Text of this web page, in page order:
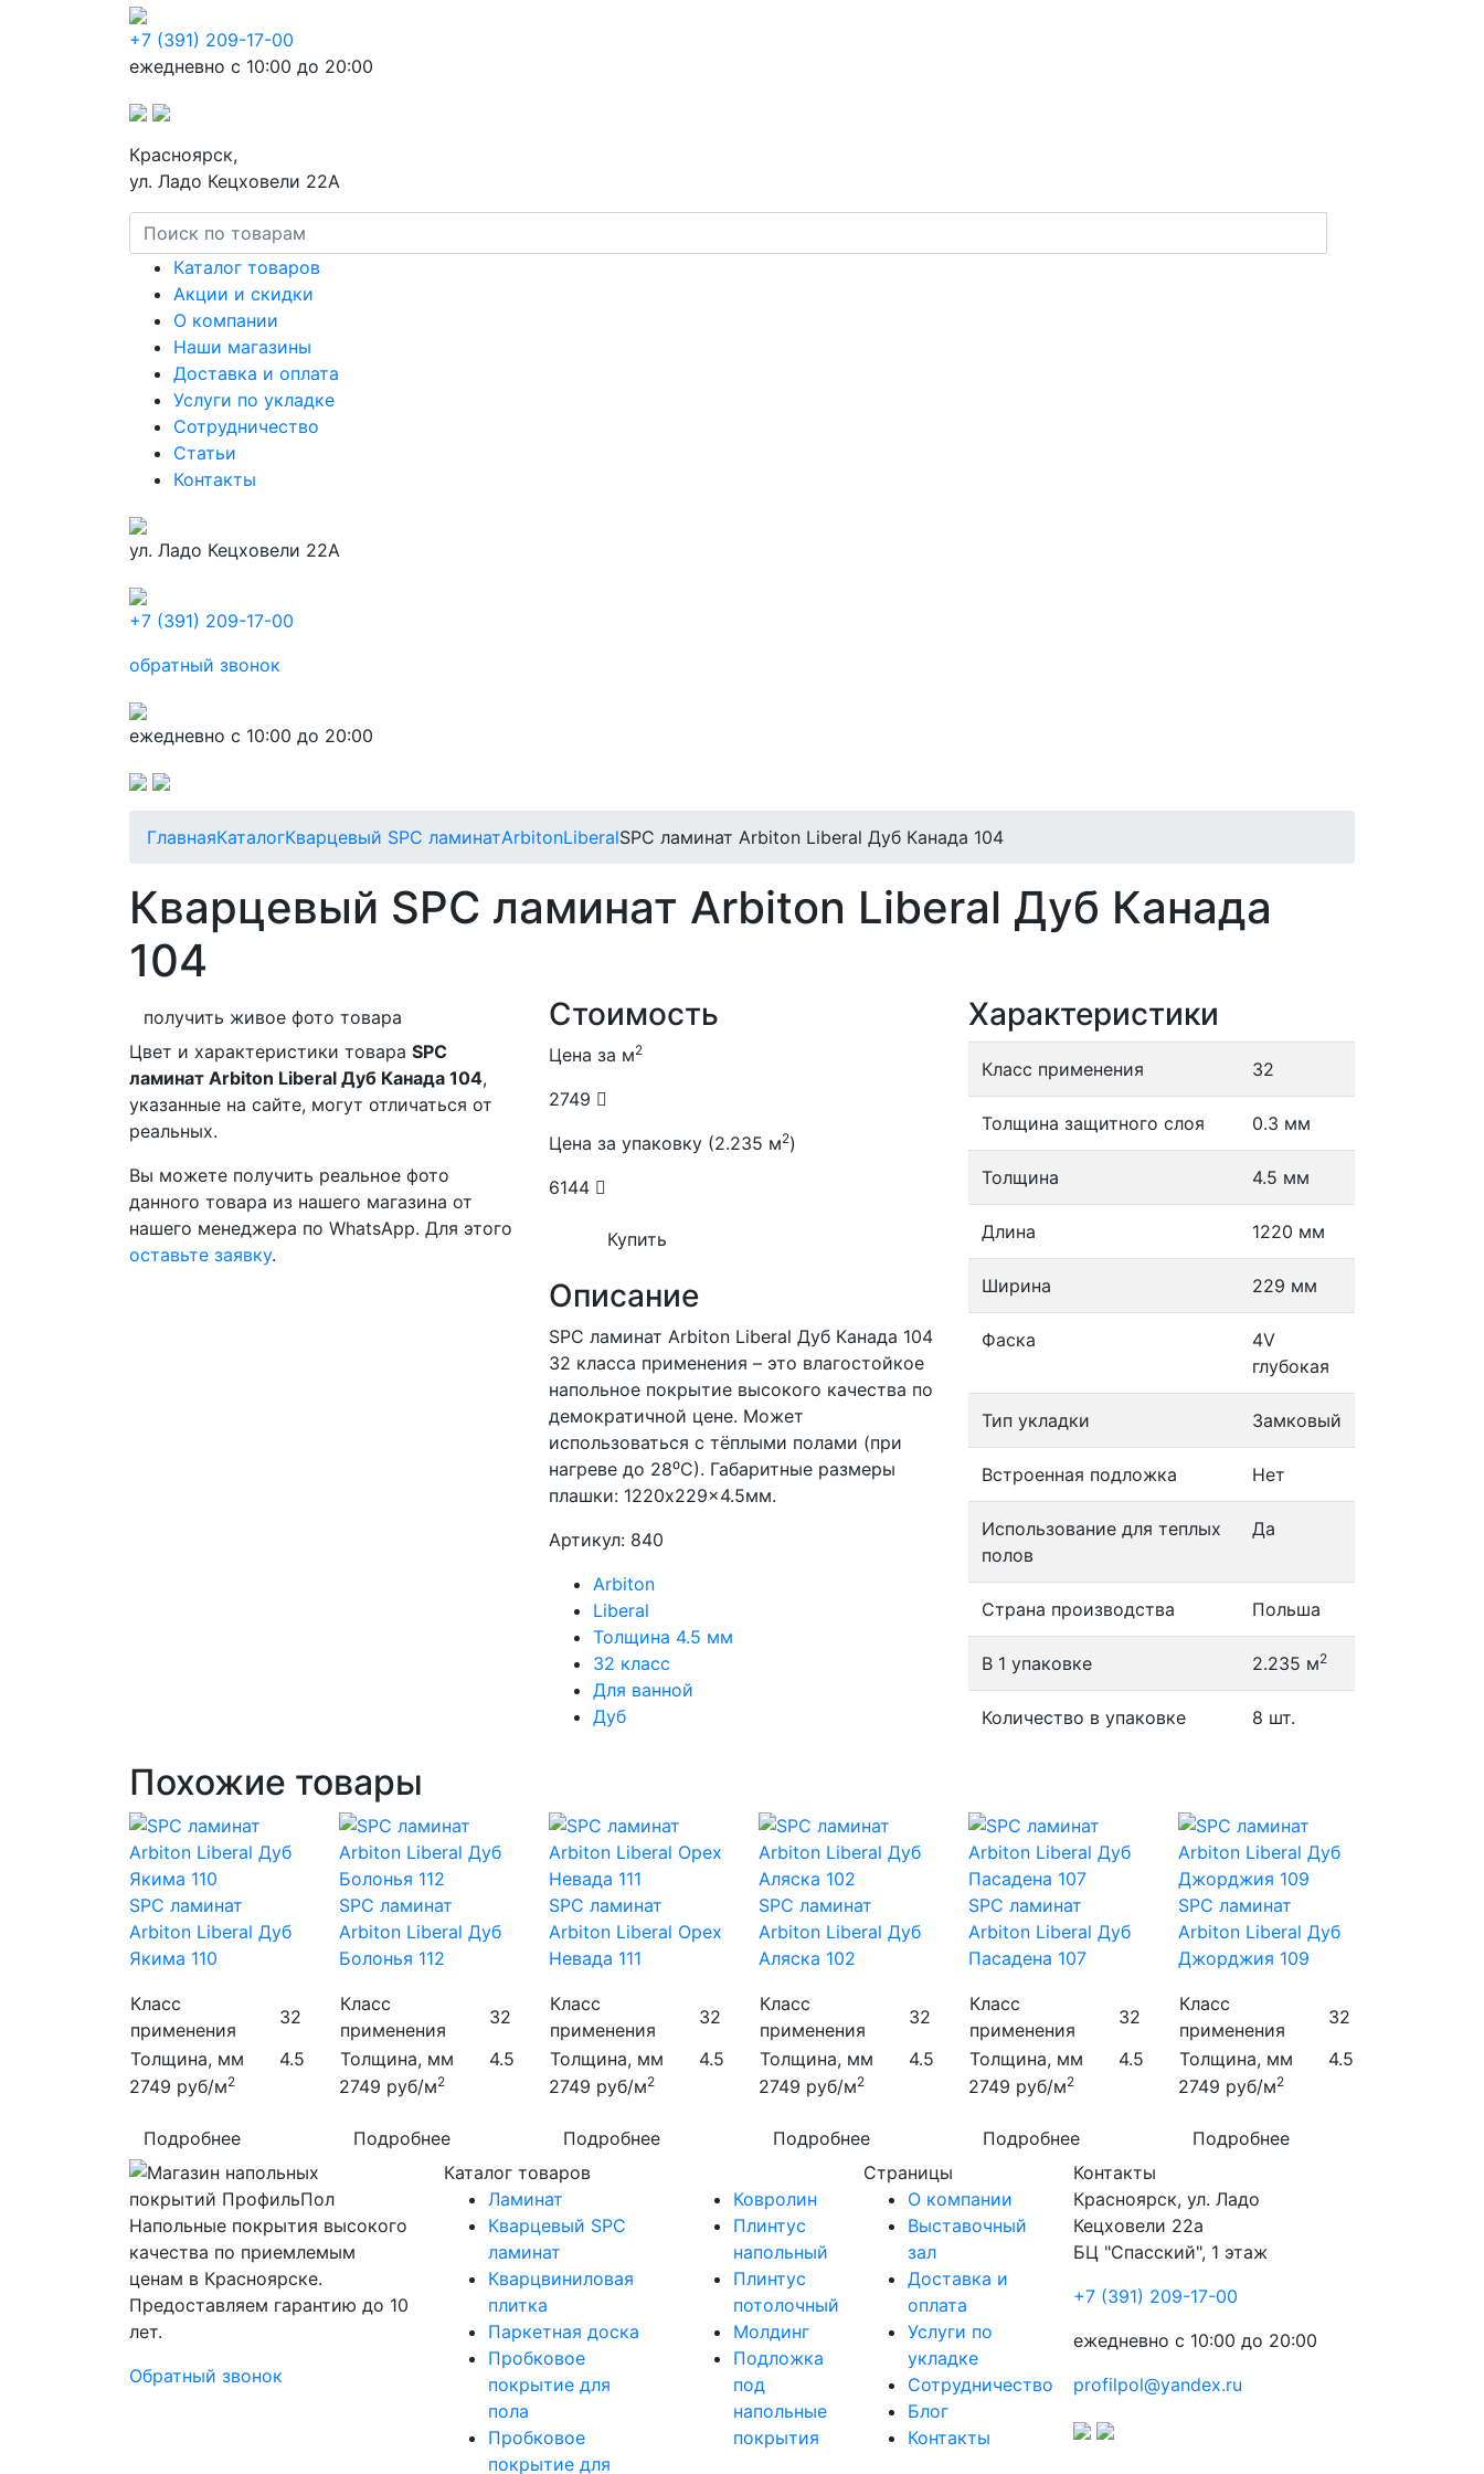
+7 (391) 209-17-00
ежедневно с 10:00 до 20:00
Красноярск,
ул. Ладо Кецховели 22А
Каталог товаров
Акции и скидки
О компании
Наши магазины
Доставка и оплата
Услуги по укладке
Сотрудничество
Статьи
Контакты
ул. Ладо Кецховели 22А
+7 (391) 209-17-00
обратный звонок
ежедневно с 10:00 до 20:00
ГлавнаяКаталогКварцевый SPC ламинатArbitonLiberalSPC ламинат Arbiton Liberal Дуб Канада 104
Кварцевый SPC ламинат Arbiton Liberal Дуб Канада
104
получить живое фото товара
Цвет и характеристики товара SPC
ламинат Arbiton Liberal Дуб Канада 104,
указанные на сайте, могут отличаться от
реальных.
Вы можете получить реальное фото
данного товара из нашего магазина от
нашего менеджера по WhatsApp. Для этого
оставьте заявку.
Стоимость
Цена за м2
2749
Цена за упаковку (2.235 м2)
6144
Купить
Описание
SPC ламинат Arbiton Liberal Дуб Канада 104
32 класса применения – это влагостойкое
напольное покрытие высокого качества по
демократичной цене. Может
использоваться с тёплыми полами (при
нагреве до 28⁰С). Габаритные размеры
плашки: 1220x229x4.5мм.
Артикул: 840
Arbiton
Liberal
Толщина 4.5 мм
32 класс
Для ванной
Дуб
Характеристики
Класс применения 32
Толщина защитного слоя 0.3 мм
Толщина 4.5 мм
Длина 1220 мм
Ширина 229 мм
Фаска
4V
глубокая
Тип укладки Замковый
Встроенная подложка Нет
Использование для теплых
полов
Да
Страна производства Польша
В 1 упаковке 2.235 м2
Количество в упаковке 8 шт.
Похожие товары
SPC ламинат
Arbiton Liberal Дуб
Якима 110
Класс
применения
32
Толщина, мм
4.5
2749 руб/м2
Подробнее
SPC ламинат
Arbiton Liberal Дуб
Болонья 112
Класс
применения
32
Толщина, мм
4.5
2749 руб/м2
Подробнее
SPC ламинат
Arbiton Liberal Орех
Невада 111
Класс
применения
32
Толщина, мм
4.5
2749 руб/м2
Подробнее
SPC ламинат
Arbiton Liberal Дуб
Аляска 102
Класс
применения
32
Толщина, мм
4.5
2749 руб/м2
Подробнее
SPC ламинат
Arbiton Liberal Дуб
Пасадена 107
Класс
применения
32
Толщина, мм
4.5
2749 руб/м2
Подробнее
SPC ламинат
Arbiton Liberal Дуб
Джорджия 109
Класс
применения
32
Толщина, мм
4.5
2749 руб/м2
Подробнее
Напольные покрытия высокого
качества по приемлемым
ценам в Красноярске.
Предоставляем гарантию до 10
лет.
Обратный звонок
Каталог товаров
Ламинат
Кварцевый SPC
ламинат
Кварцвиниловая
плитка
Паркетная доска
Пробковое
покрытие для
пола
Пробковое
покрытие для
Ковролин
Плинтус
напольный
Плинтус
потолочный
Молдинг
Подложка
под
напольные
покрытия
Страницы
О компании
Выставочный
зал
Доставка и
оплата
Услуги по
укладке
Сотрудничество
Блог
Контакты
Контакты
Красноярск, ул. Ладо
Кецховели 22а
БЦ "Спасский", 1 этаж
+7 (391) 209-17-00
ежедневно с 10:00 до 20:00
profilpol@yandex.ru